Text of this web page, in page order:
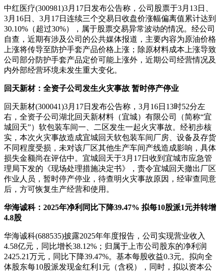
中红医疗(300981)3月17日发布公告称，公司股票于3月13日、
3月16日、3月17日连续三个交易日收盘价涨幅偏离值累计达到
30.10%（超过30%），属于股票交易异常波动的情况。经公司
自查，近期有涉及公司的公共媒体报道，主要内容为原油价格
上涨将传导至防护手套产品价格上涨；除原材料成本上涨导致
公司部分防护手套产品定价可能上涨外，近期公司经营情况及
内外部经营环境未发生重大变化。
回天新材：全资子公司发生火灾事故 暂时停产停业
回天新材(300041)3月17日发布公告称，3月16日13时52分左
右，全资子公司湖北回天新材料（宜城）有限公司（简称“宜
城回天”）软包装车间一、二区发生一起火灾事故。经初步核
实，本次火灾事故造成宜城回天软包装车间厂房、设备及存货
不同程度受损，未对该厂区其他生产车间产线造成影响，具体
损失金额尚在评估中。宜城回天于3月17日收到宜城市应急管
理局下发的《现场处理措施决定书》，责令宜城回天撤出厂区
作业人员，暂时停产停业，待查明火灾事故原因，经审查同意
后，方可恢复生产经营和使用。
华海诚科：2025年净利同比下降39.47% 拟每10股派1元并转增
4.8股
华海诚科(688535)披露2025年年度报告，公司实现营业收入
4.58亿元，同比增长38.12%；归属于上市公司股东的净利润
2425.21万元，同比下降39.47%。基本每股收益0.3元。拟向全
体股东每10股派发现金红利1元（含税），同时，拟以资本公